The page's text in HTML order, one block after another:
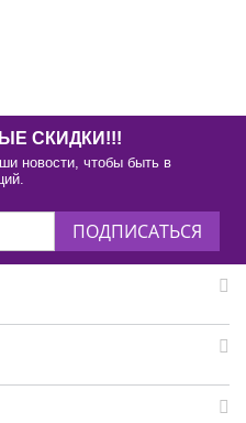
СКИДКИ!!!
новости, чтобы быть в
ПОДПИСАТЬСЯ